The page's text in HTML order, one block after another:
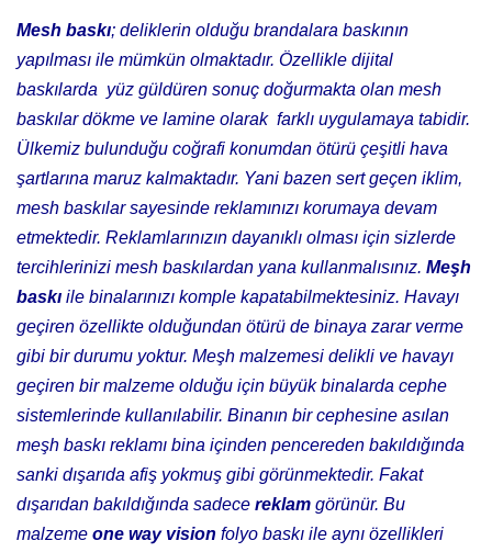
Mesh baskı; deliklerin olduğu brandalara baskının
yapılması ile mümkün olmaktadır. Özellikle dijital
baskılarda yüz güldüren sonuç doğurmakta olan mesh
baskılar dökme ve lamine olarak farklı uygulamaya tabidir.
Ülkemiz bulunduğu coğrafi konumdan ötürü çeşitli hava
şartlarına maruz kalmaktadır. Yani bazen sert geçen iklim,
mesh baskılar sayesinde reklamınızı korumaya devam
etmektedir. Reklamlarınızın dayanıklı olması için sizlerde
tercihlerinizi mesh baskılardan yana kullanmalısınız. Meşh
baskı ile binalarınızı komple kapatabilmektesiniz. Havayı
geçiren özellikte olduğundan ötürü de binaya zarar verme
gibi bir durumu yoktur. Meşh malzemesi delikli ve havayı
geçiren bir malzeme olduğu için büyük binalarda cephe
sistemlerinde kullanılabilir. Binanın bir cephesine asılan
meşh baskı reklamı bina içinden pencereden bakıldığında
sanki dışarıda afiş yokmuş gibi görünmektedir. Fakat
dışarıdan bakıldığında sadece reklam görünür. Bu
malzeme one way vision folyo baskı ile aynı özellikleri